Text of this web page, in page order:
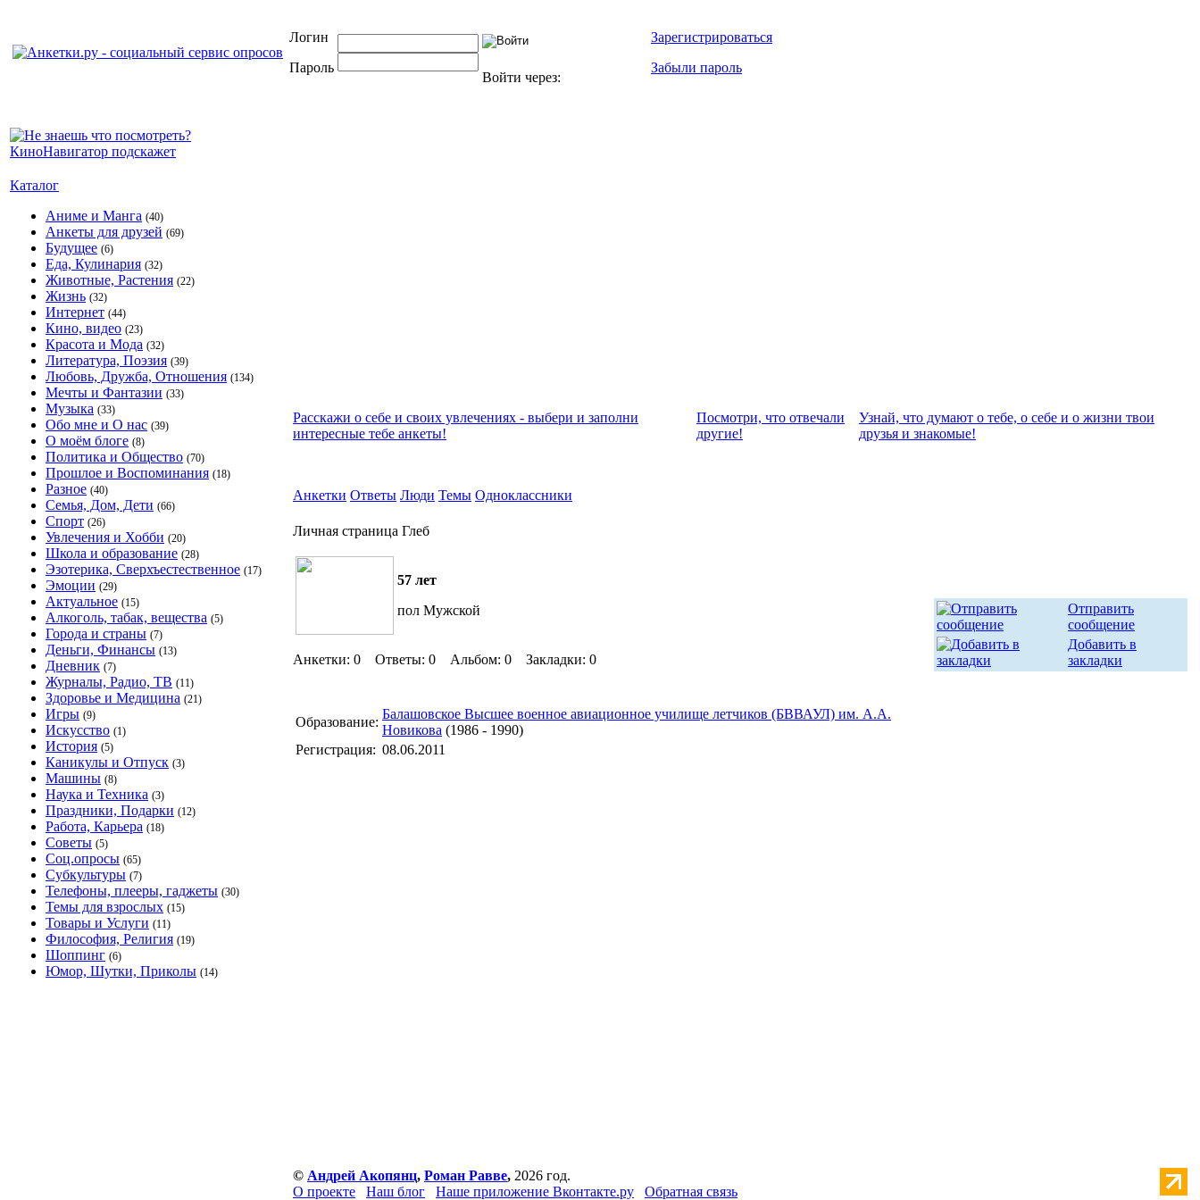
Логин
Пароль
Войти через:
Зарегистрироваться
Забыли пароль
Каталог
Аниме и Манга (40)
Анкеты для друзей (69)
Будущее (6)
Еда, Кулинария (32)
Животные, Растения (22)
Жизнь (32)
Интернет (44)
Кино, видео (23)
Красота и Мода (32)
Литература, Поэзия (39)
Любовь, Дружба, Отношения (134)
Мечты и Фантазии (33)
Музыка (33)
Обо мне и О нас (39)
О моём блоге (8)
Политика и Общество (70)
Прошлое и Воспоминания (18)
Разное (40)
Семья, Дом, Дети (66)
Спорт (26)
Увлечения и Хобби (20)
Школа и образование (28)
Эзотерика, Сверхъестественное (17)
Эмоции (29)
Актуальное (15)
Алкоголь, табак, вещества (5)
Города и страны (7)
Деньги, Финансы (13)
Дневник (7)
Журналы, Радио, ТВ (11)
Здоровье и Медицина (21)
Игры (9)
Искусство (1)
История (5)
Каникулы и Отпуск (3)
Машины (8)
Наука и Техника (3)
Праздники, Подарки (12)
Работа, Карьера (18)
Советы (5)
Соц.опросы (65)
Субкультуры (7)
Телефоны, плееры, гаджеты (30)
Темы для взрослых (15)
Товары и Услуги (11)
Философия, Религия (19)
Шоппинг (6)
Юмор, Шутки, Приколы (14)
Расскажи о себе и своих увлечениях - выбери и заполни
интересные тебе анкеты!
Посмотри, что отвeчали
другие!
Узнай, что думают о тебе, о себе и о жизни твои
друзья и знакомые!
Анкетки Ответы Люди Темы Одноклассники
Личная страница Глеб
57 лет
пол Мужской
Анкетки: 0 Ответы: 0 Альбом: 0 Закладки: 0
Образование:
Балашовское Высшее военное авиационное училище летчиков (БВВАУЛ) им. А.А.
Новикова (1986 - 1990)
Регистрация: 08.06.2011
Отправить
сообщение
Добавить в
закладки
© Андрей Акопянц, Роман Равве, 2026 год.
О проекте
Наш блог Наше приложение Вконтакте.ру Обратная связь